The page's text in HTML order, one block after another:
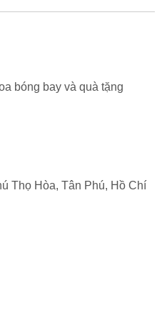
bóng bay và quà tặng
Thọ Hòa, Tân Phú, Hồ Chí